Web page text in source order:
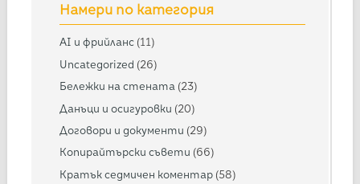
Намери по категория
AI и фрийланс (11)
Uncategorized (26)
Бележки на стената (23)
Данъци и осигуровки (20)
Договори и документи (29)
Копирайтърски съвети (66)
Кратък седмичен коментар (58)